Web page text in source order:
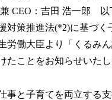
CEO：吉田 浩一郎 以
対策推進法(*2)に基づく
労働大臣より「くるみ
たことをお知らせいたし
事と子育てを両立する